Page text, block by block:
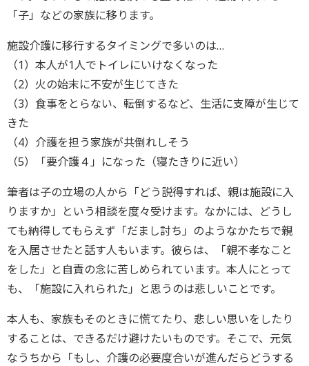
「子」などの家族に移ります。
施設介護に移行するタイミングで多いのは…
（1）本人が1人でトイレにいけなくなった
（2）火の始末に不安が生じてきた
（3）食事をとらない、転倒するなど、生活に支障が生じて
きた
（4）介護を担う家族が共倒れしそう
（5）「要介護４」になった（寝たきりに近い）
筆者は子の立場の人から「どう説得すれば、親は施設に入
りますか」という相談を度々受けます。なかには、どうし
ても納得してもらえず「だまし討ち」のようなかたちで親
を入居させたと話す人もいます。彼らは、「親不孝なこと
をした」と自責の念に苦しめられています。本人にとって
も、「施設に入れられた」と思うのは悲しいことです。
本人も、家族もそのときに慌てたり、悲しい思いをしたり
することは、できるだけ避けたいものです。そこで、元気
なうちから「もし、介護の必要度合いが進んだらどうする